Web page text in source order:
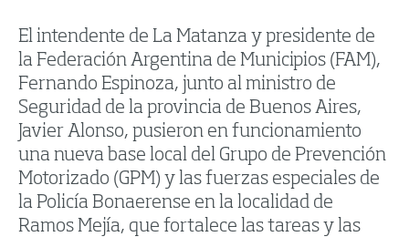
El intendente de La Matanza y presidente de
la Federación Argentina de Municipios (FAM),
Fernando Espinoza, junto al ministro de
Seguridad de la provincia de Buenos Aires,
Javier Alonso, pusieron en funcionamiento
una nueva base local del Grupo de Prevención
Motorizado (GPM) y las fuerzas especiales de
la Policía Bonaerense en la localidad de
Ramos Mejía, que fortalece las tareas y las